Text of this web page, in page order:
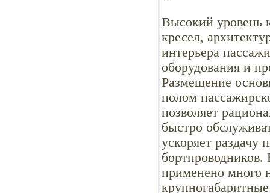
Высокий уровень
кресел,
интерьера
оборудования и
Размещение
полом
позволяет
быстро
ускоряет раздачу
применено много